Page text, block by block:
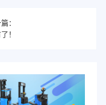
：
！